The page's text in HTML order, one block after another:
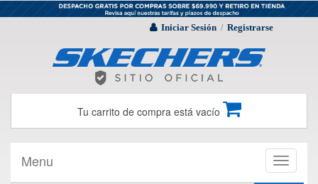
Iniciar Sesión / Registrarse
Tu carrito de compra está vacío
Toggle
Menu